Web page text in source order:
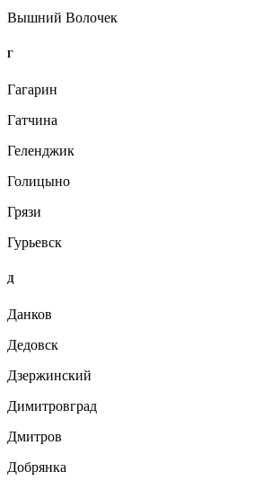
Вышний Волочек
Г
Гагарин
Гатчина
Геленджик
Голицыно
Грязи
Гурьевск
Д
Данков
Дедовск
Дзержинский
Димитровград
Дмитров
Добрянка